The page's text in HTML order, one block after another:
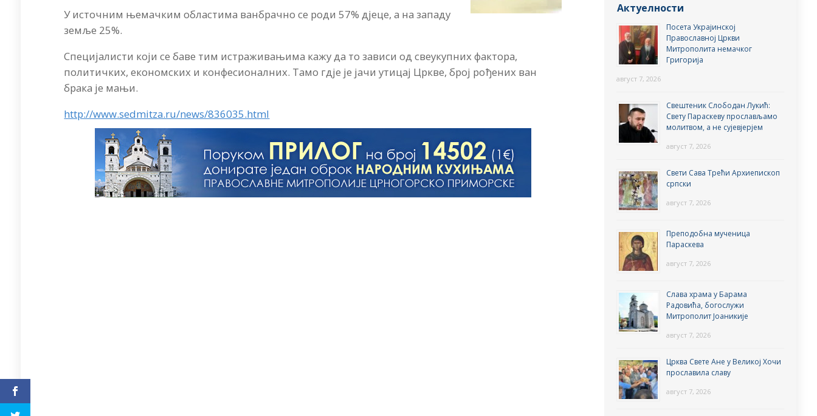
У источним њемачким областима ванбрачно се роди 57% дјеце, а на западу
земље 25%.
Специјалисти који се баве тим истраживањима кажу да то зависи од свеукупних фактора,
политичких, економских и конфесионалних. Тамо гдје је јачи утицај Цркве, број рођених ван
брака је мањи.
http://www.sedmitza.ru/news/836035.html
Актуелности
Посета Украјинској
Православној Цркви
Митрополита немачког
Григорија
август 7, 2026
Свештеник Слободан Лукић:
Свету Параскеву прослављамо
молитвом, а не сујевјерјем
август 7, 2026
Свети Сава Трећи Архиепископ
српски
август 7, 2026
Преподобна мученица
Параскева
август 7, 2026
Слава храма у Барама
Радовића, богослужи
Митрополит Јоаникије
август 7, 2026
Црква Свете Ане у Великој Хочи
прославила славу
август 7, 2026